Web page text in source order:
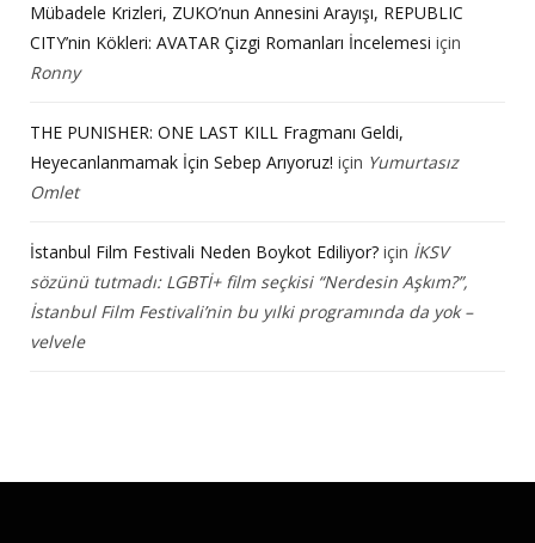
Mübadele Krizleri, ZUKO’nun Annesini Arayışı, REPUBLIC
CITY’nin Kökleri: AVATAR Çizgi Romanları İncelemesi için
Ronny
THE PUNISHER: ONE LAST KILL Fragmanı Geldi,
Heyecanlanmamak İçin Sebep Arıyoruz! için Yumurtasız
Omlet
İstanbul Film Festivali Neden Boykot Ediliyor? için İKSV
sözünü tutmadı: LGBTİ+ film seçkisi “Nerdesin Aşkım?”,
İstanbul Film Festivali’nin bu yılki programında da yok –
velvele